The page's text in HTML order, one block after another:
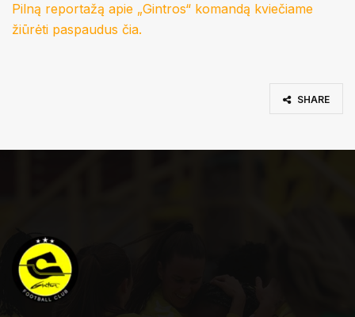
Pilną reportažą apie „Gintros“ komandą kviečiame
žiūrėti paspaudus čia.
SHARE